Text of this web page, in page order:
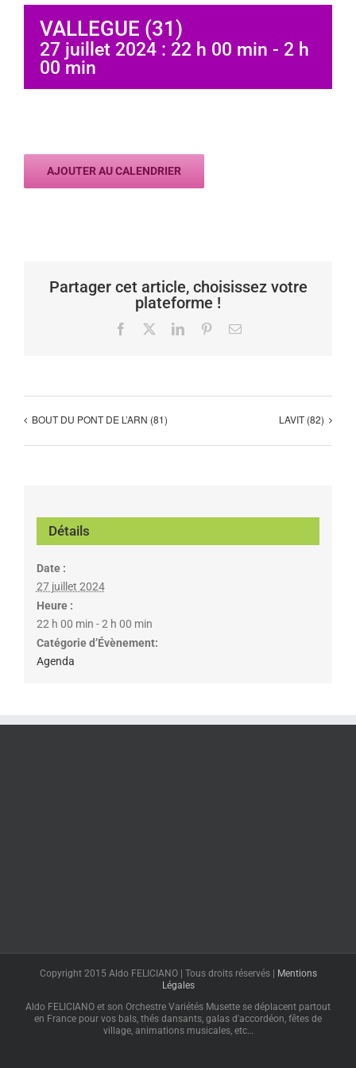
VALLEGUE (31)
27 juillet 2024 : 22 h 00 min - 2 h
00 min
AJOUTER AU CALENDRIER
Partager cet article, choisissez votre
plateforme !
Facebook LinkedInPinterestEmail
BOUT DU PONT DE L’ARN (81) LAVIT (82)
Détails
Date :
27 juillet 2024
Heure :
22 h 00 min - 2 h 00 min
Catégorie d’Évènement:
Agenda
Copyright 2015 Aldo FELICIANO | Tous droits réservés |
Mentions
Légales
Aldo FELICIANO et son Orchestre Variétés Musette se déplacent partout
en France pour vos bals, thés dansants, galas d'accordéon, fêtes de
village, animations musicales, etc…